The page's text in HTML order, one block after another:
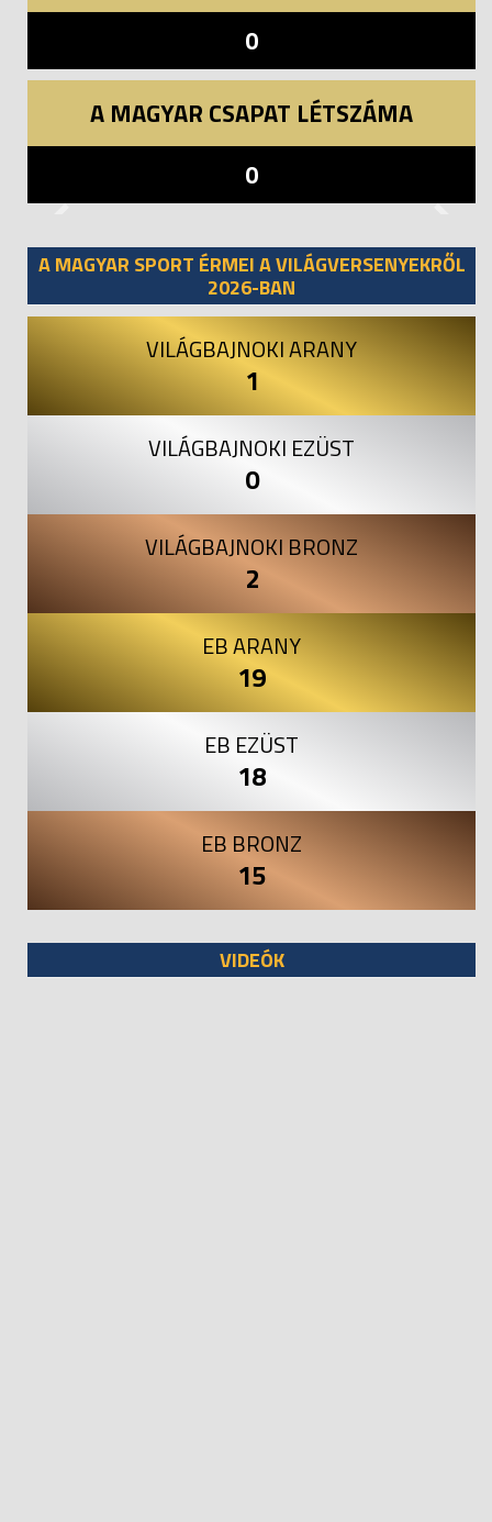
0
A MAGYAR CSAPAT LÉTSZÁMA
0
A MAGYAR SPORT ÉRMEI A VILÁGVERSENYEKRŐL
2026-BAN
VILÁGBAJNOKI ARANY
1
VILÁGBAJNOKI EZÜST
0
VILÁGBAJNOKI BRONZ
2
EB ARANY
19
EB EZÜST
18
EB BRONZ
15
VIDEÓK